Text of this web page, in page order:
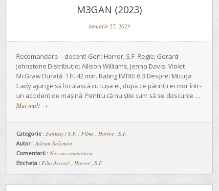
M3GAN (2023)
ianuarie 27, 2023
Recomandare – decent! Gen: Horror, S.F. Regie: Gerard
Johnstone Distribuție: Allison Williams, Jenna Davis, Violet
McGraw Durată: 1 h. 42 min. Rating IMDB: 6.3 Despre: Micuța
Cady ajunge să locuiască cu tușa ei, după ce părinții ei mor într-
un accident de mașină. Pentru că nu știe cum să se descurce …
Mai mult →
Categorie : Fantasy / S.F. , Filme , Horror, S.F.
Autor : Adrian Solomon
Comentarii : Nici un comentariu
Eticheta : Film decent! , Horror, S.F.